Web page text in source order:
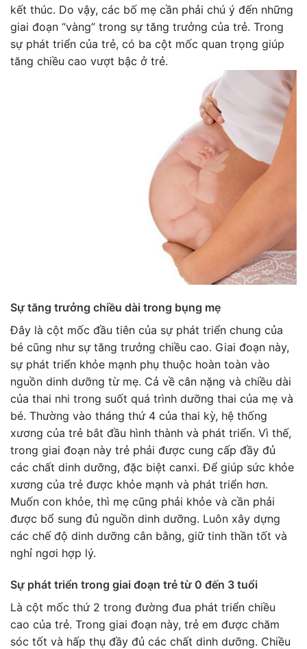
kết thúc. Do vậy, các bố mẹ cần phải chú ý đến những
giai đoạn “vàng” trong sự tăng trưởng của trẻ. Trong
sự phát triển của trẻ, có ba cột mốc quan trọng giúp
tăng chiều cao vượt bậc ở trẻ.
Sự tăng trưởng chiều dài trong bụng mẹ
Đây là cột mốc đầu tiên của sự phát triển chung của
bé cũng như sự tăng trưởng chiều cao. Giai đoạn này,
sự phát triển khỏe mạnh phụ thuộc hoàn toàn vào
nguồn dinh dưỡng từ mẹ. Cả về cân nặng và chiều dài
của thai nhi trong suốt quá trình dưỡng thai của mẹ và
bé. Thường vào tháng thứ 4 của thai kỳ, hệ thống
xương của trẻ bắt đầu hình thành và phát triển. Vì thế,
trong giai đoạn này trẻ phải được cung cấp đầy đủ
các chất dinh dưỡng, đặc biệt canxi. Để giúp sức khỏe
xương của trẻ được khỏe mạnh và phát triển hơn.
Muốn con khỏe, thì mẹ cũng phải khỏe và cần phải
được bổ sung đủ nguồn dinh dưỡng. Luôn xây dựng
các chế độ dinh dưỡng cân bằng, giữ tinh thần tốt và
nghỉ ngơi hợp lý.
Sự phát triển trong giai đoạn trẻ từ 0 đến 3 tuổi
Là cột mốc thứ 2 trong đường đua phát triển chiều
cao của trẻ. Trong giai đoạn này, trẻ em được chăm
sóc tốt và hấp thụ đầy đủ các chất dinh dưỡng. Chiều